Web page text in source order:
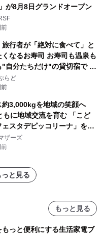
が8月8日グランドオープン
行者が「絶対に食べて」と
くなるお寿司 お寿司も温泉も
"自分たちだけ"の貸切宿で 1
「岩屋温泉 絵島別庭 海と
寿司プラン
らど
約3,000kgを地域の笑顔へ
もに地域交流を育む 「こど
ェスタデピッコリーナ」を9
開催
ザーズ
と見る
もっと見る
もっと便利にする生活家電ブ